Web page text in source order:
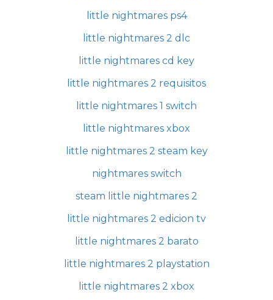
little nightmares ps4
little nightmares 2 dlc
little nightmares cd key
little nightmares 2 requisitos
little nightmares 1 switch
little nightmares xbox
little nightmares 2 steam key
nightmares switch
steam little nightmares 2
little nightmares 2 edicion tv
little nightmares 2 barato
little nightmares 2 playstation
little nightmares 2 xbox